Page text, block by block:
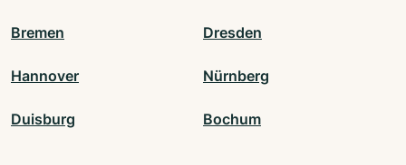
Bremen Dresden
Hannover Nürnberg
Duisburg Bochum